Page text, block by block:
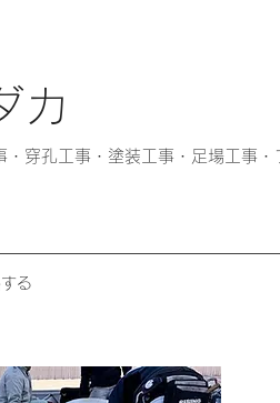
カ
・穿孔工事・塗装工事・足場工事
る